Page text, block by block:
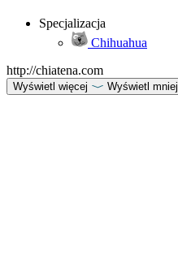
Specjalizacja
Chihuahua
http://chiatena.com
Wyświetl więcej Wyświetl mniej